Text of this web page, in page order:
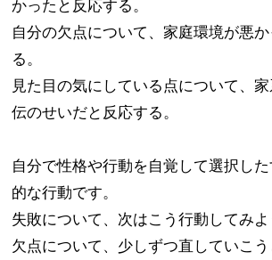
かったと反応する。​
自分の欠点について、家庭環境が悪
る。​
見た目の気にしている点について、
伝のせいだと反応する。
自分で性格や行動を自覚して選択し
的な行動です。​
失敗について、次はこう行動してみよ
欠点について、少しずつ直していこう